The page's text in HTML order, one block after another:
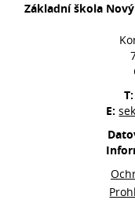
Základní škola
T:
E: